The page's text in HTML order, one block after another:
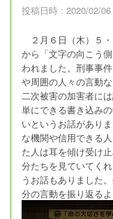
投稿日時 : 2020/02/06
２月６日（木）５
から「文字の向こう
われました。刑事事
や周囲の人々の言動
二次被害の加害者に
単にできる書き込み
いというお話があり
な機関や信用できる
た人は耳を傾け受け
分たちを見ていてく
うお話もありました
分の言動を振り返る